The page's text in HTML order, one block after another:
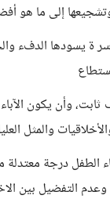
إلى ما هو
ة يسودها الدفء
وأن يكون
والمثل
الطفل درجة
وعدم التفضيل بين